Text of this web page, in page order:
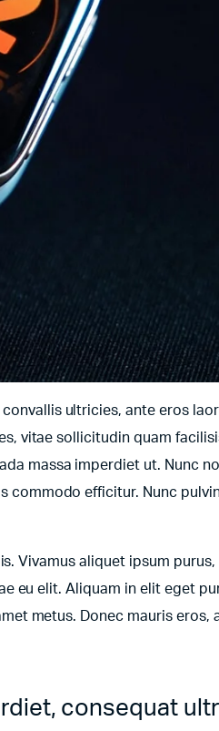
ultricies, ante eros
vitae sollicitudin quam
massa imperdiet ut. Nunc
commodo efficitur. Nunc
Vivamus aliquet ipsum
eu elit. Aliquam in elit eget
metus. Donec mauris eros,
consequat